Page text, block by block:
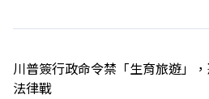
川普簽行政命令禁「生育旅遊」
法律戰